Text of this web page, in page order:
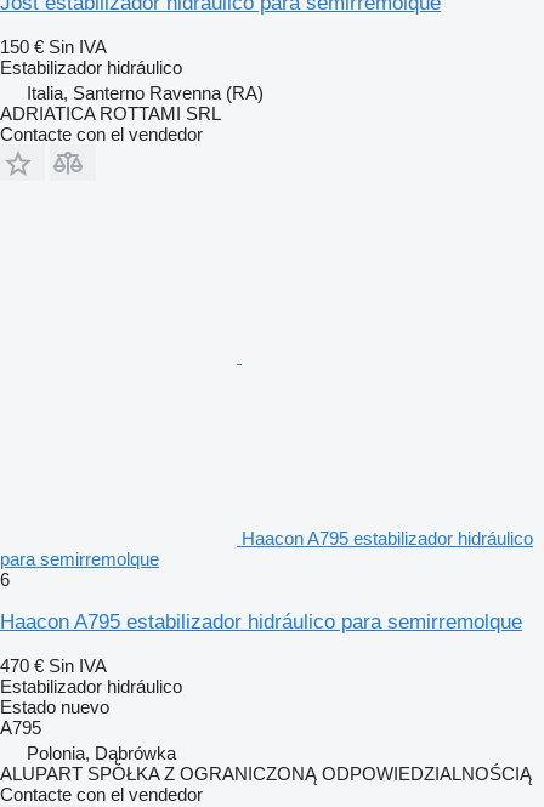
150 € Sin IVA
Estabilizador hidráulico
Italia, Santerno Ravenna (RA)
ADRIATICA ROTTAMI SRL
Contacte con el vendedor
Haacon A795 estabilizador hidráulico
para semirremolque
6
Haacon A795 estabilizador hidráulico para semirremolque
470 € Sin IVA
Estabilizador hidráulico
Estado nuevo
A795
Polonia, Dąbrówka
ALUPART SPÓŁKA Z OGRANICZONĄ ODPOWIEDZIALNOŚCIĄ
Contacte con el vendedor